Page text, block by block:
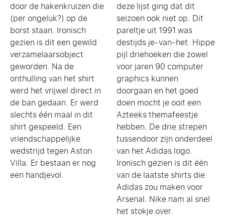
door de hakenkruizen die
(per ongeluk?) op de
borst staan. Ironisch
gezien is dit een gewild
verzamelaarsobject
geworden. Na de
onthulling van het shirt
werd het vrijwel direct in
de ban gedaan. Er werd
slechts één maal in dit
shirt gespeeld. Een
vriendschappelijke
wedstrijd tegen Aston
Villa. Er bestaan er nog
een handjevol.
deze lijst ging dat dit
seizoen ook niet op. Dit
pareltje uit 1991 was
destijds je-van-het. Hippe
pijl driehoeken die zowel
voor jaren 90 computer
graphics kunnen
doorgaan en het goed
doen mocht je ooit een
Azteeks themafeestje
hebben. De drie strepen
tussendoor zijn onderdeel
van het Adidas logo.
Ironisch gezien is dit één
van de laatste shirts die
Adidas zou maken voor
Arsenal. Nike nam al snel
het stokje over.